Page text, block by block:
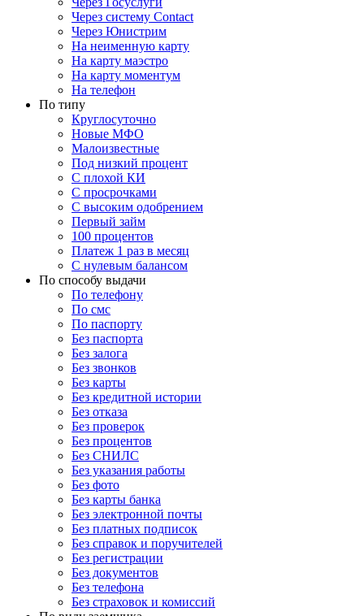
Через систему Contact
Через Юнистрим
На неименную карту
На карту маэстро
На карту моментум
На телефон
По типу
Круглосуточно
Новые МФО
Малоизвестные
Под низкий процент
С плохой КИ
С просрочками
С высоким одобрением
Первый займ
100 процентов
Платеж 1 раз в месяц
C нулевым балансом
По способу выдачи
По телефону
По смс
По паспорту
Без паспорта
Без залога
Без звонков
Без карты
Без кредитной истории
Без отказа
Без проверок
Без процентов
Без СНИЛС
Без указания работы
Без фото
Без карты банка
Без электронной почты
Без платных подписок
Без справок и поручителей
Без регистрации
Без документов
Без телефона
Без страховок и комиссий